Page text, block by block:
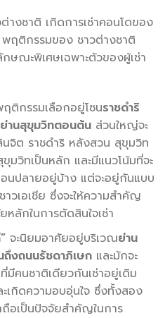
างชาติ เกิดการเช่าคอนโดของ
ฤติกรรมของ ชาวต่างชาติ
ษณะพิเศษเฉพาะตัวของผู้เช่า
ติกรรมเลือกอยู่โซนราชดำริ
านสุขุมวิทตอนต้นส่วนใหญ่จะ
นจิต ราชดำริ หลังสวน สุขุมวิท
วิทเป็นหลัก และมีแนวโน้มที่จะ
นปลายอยู่บ้าง แต่จะอยู่กันแบบ
าวเอเชีย ซึ่งจะให้ความสำคัญ
หลักในการตัดสินใจเช่า
จะนิยมอาศัยอยู่บริเวณย่าน
งถนนรัชดาภิเษกและมักจะ
มีคนชาติเดียวกันเช่าอยู่เดิม
เกิดความอบอุ่นใจ ซึ่งทั้งสอง
ถือเป็นปัจจัยสำคัญในการ